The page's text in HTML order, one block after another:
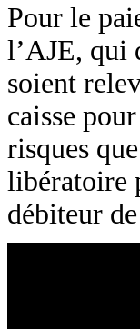
Pour le
l’AJE, qui
soient
caisse
risques
libératoire
débiteur